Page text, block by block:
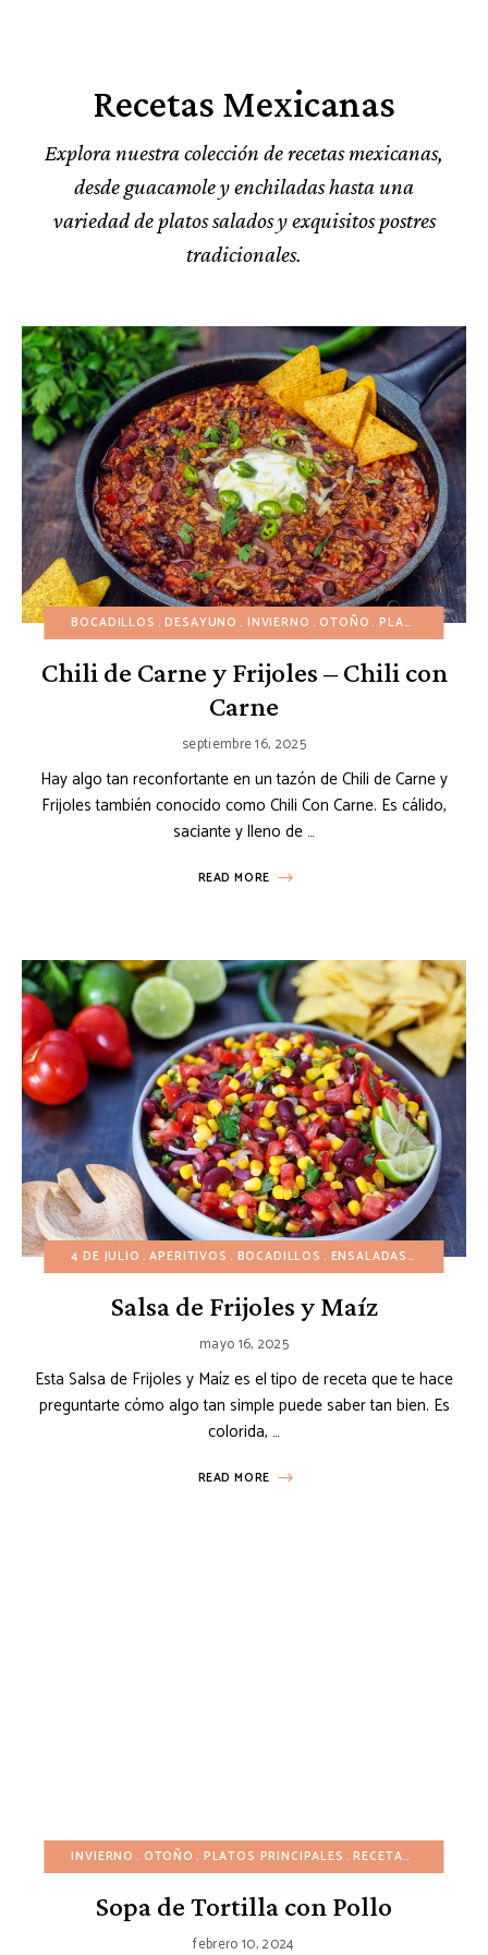
Recetas Mexicanas
Explora nuestra colección de recetas mexicanas,
desde guacamole y enchiladas hasta una
variedad de platos salados y exquisitos postres
tradicionales.
BOCADILLOS DESAYUNO INVIERNO OTOÑO PLATOS PRINCIPALES
Chili de Carne y Frijoles – Chili con
Carne
septiembre 16, 2025
Hay algo tan reconfortante en un tazón de Chili de Carne y
Frijoles también conocido como Chili Con Carne. Es cálido,
saciante y lleno de …
READ MORE
4 DE JULIO APERITIVOS BOCADILLOS ENSALADAS
Salsa de Frijoles y Maíz
mayo 16, 2025
Esta Salsa de Frijoles y Maíz es el tipo de receta que te hace
preguntarte cómo algo tan simple puede saber tan bien. Es
colorida, …
READ MORE
INVIERNO OTOÑO PLATOS PRINCIPALES RECETAS ECONÓMICAS
Sopa de Tortilla con Pollo
febrero 10, 2024